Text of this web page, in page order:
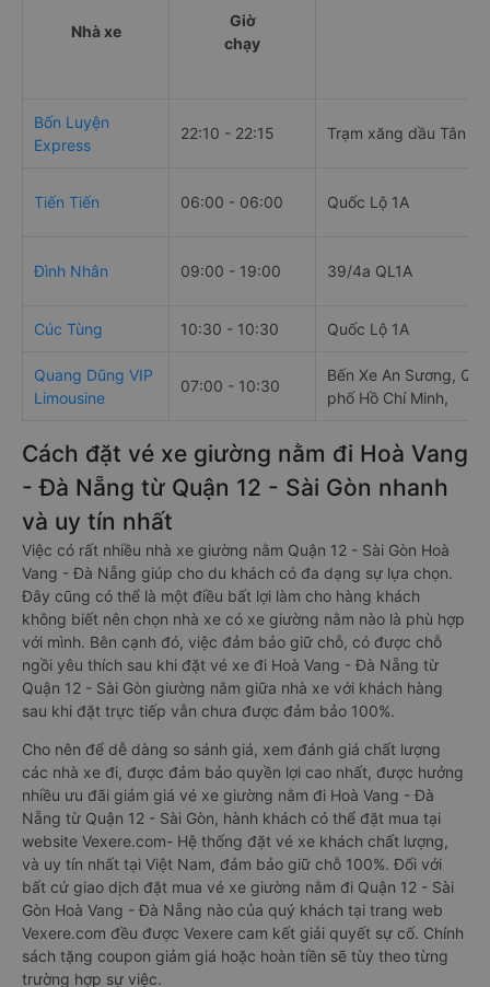
Nhà xe
Giờ
chạy
Bốn Luyện
Express
22:10 - 22:15 Trạm xăng dầu Tân
Tiến Tiến 06:00 - 06:00 Quốc Lộ 1A
Đình Nhân 09:00 - 19:00 39/4a QL1A
Cúc Tùng 10:30 - 10:30 Quốc Lộ 1A
Quang Dũng VIP
Limousine
07:00 - 10:30
Bến Xe An Sương,
phố Hồ Chí Minh,
Cách đặt vé xe giường nằm đi Hoà Vang
- Đà Nẵng từ Quận 12 - Sài Gòn nhanh
và uy tín nhất
Việc có rất nhiều nhà xe giường nằm Quận 12 - Sài Gòn Hoà
Vang - Đà Nẵng giúp cho du khách có đa dạng sự lựa chọn.
Đây cũng có thể là một điều bất lợi làm cho hàng khách
không biết nên chọn nhà xe có xe giường nằm nào là phù hợp
với mình. Bên cạnh đó, việc đảm bảo giữ chỗ, có được chỗ
ngồi yêu thích sau khi đặt vé xe đi Hoà Vang - Đà Nẵng từ
Quận 12 - Sài Gòn giường nằm giữa nhà xe với khách hàng
sau khi đặt trực tiếp vẫn chưa được đảm bảo 100%.
Cho nên để dễ dàng so sánh giá, xem đánh giá chất lượng
các nhà xe đi, được đảm bảo quyền lợi cao nhất, được hưởng
nhiều ưu đãi giảm giá vé xe giường nằm đi Hoà Vang - Đà
Nẵng từ Quận 12 - Sài Gòn, hành khách có thể đặt mua tại
website Vexere.com- Hệ thống đặt vé xe khách chất lượng,
và uy tín nhất tại Việt Nam, đảm bảo giữ chỗ 100%. Đối với
bất cứ giao dịch đặt mua vé xe giường nằm đi Quận 12 - Sài
Gòn Hoà Vang - Đà Nẵng nào của quý khách tại trang web
Vexere.com đều được Vexere cam kết giải quyết sự cố. Chính
sách tặng coupon giảm giá hoặc hoàn tiền sẽ tùy theo từng
trường hợp sự việc.